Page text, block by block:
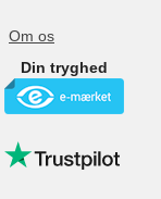
Om os
Din tryghed